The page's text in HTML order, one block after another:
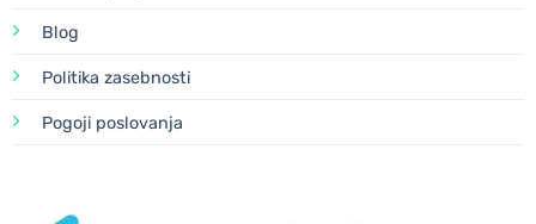
Blog
Politika zasebnosti
Pogoji poslovanja